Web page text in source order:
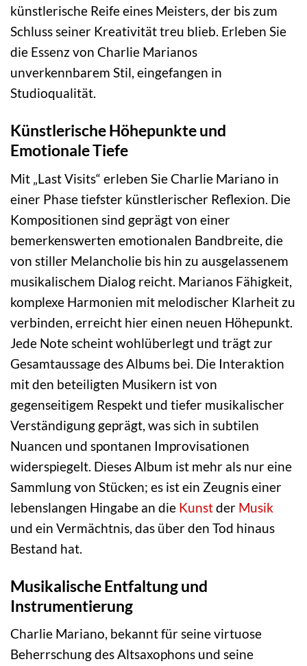
künstlerische Reife eines Meisters, der bis zum
Schluss seiner Kreativität treu blieb. Erleben Sie
die Essenz von Charlie Marianos
unverkennbarem Stil, eingefangen in
Studioqualität.
Künstlerische Höhepunkte und
Emotionale Tiefe
Mit „Last Visits“ erleben Sie Charlie Mariano in
einer Phase tiefster künstlerischer Reflexion. Die
Kompositionen sind geprägt von einer
bemerkenswerten emotionalen Bandbreite, die
von stiller Melancholie bis hin zu ausgelassenem
musikalischem Dialog reicht. Marianos Fähigkeit,
komplexe Harmonien mit melodischer Klarheit zu
verbinden, erreicht hier einen neuen Höhepunkt.
Jede Note scheint wohlüberlegt und trägt zur
Gesamtaussage des Albums bei. Die Interaktion
mit den beteiligten Musikern ist von
gegenseitigem Respekt und tiefer musikalischer
Verständigung geprägt, was sich in subtilen
Nuancen und spontanen Improvisationen
widerspiegelt. Dieses Album ist mehr als nur eine
Sammlung von Stücken; es ist ein Zeugnis einer
lebenslangen Hingabe an die Kunstder Musik
und ein Vermächtnis, das über den Tod hinaus
Bestand hat.
Musikalische Entfaltung und
Instrumentierung
Charlie Mariano, bekannt für seine virtuose
Beherrschung des Altsaxophons und seine